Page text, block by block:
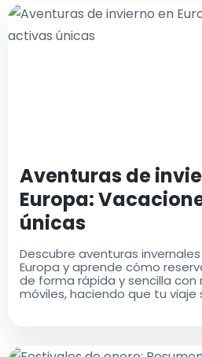
Aventuras de
Europa:
únicas
Descubre aventuras
Europa y aprende cómo
de forma rápida y sencilla
móviles, haciendo que tu